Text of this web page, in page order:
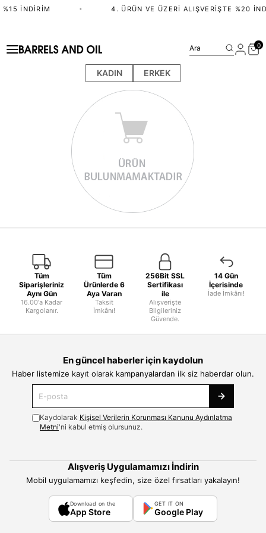
İNDIRIM • 4. ÜRÜN VE ÜZERI ALIŞVERIŞTE %20
KADIN ERKEK
Ara 0
Tüm
Siparişleriniz
Aynı Gün
16.00'a Kadar
Kargolanır.
Tüm
Ürünlerde 6
Aya Varan
Taksit
İmkânı!
256Bit SSL
Sertifikası
ile
Alışverişte
Bilgileriniz
Güvende.
14 Gün
İçerisinde
İade İmkânı!
En güncel haberler için kaydolun
Haber listemize kayıt olarak kampanyalardan ilk siz haberdar olun.
Kaydolarak Kişisel Verilerin Korunması Kanunu Aydınlatma
Metni'ni kabul etmiş olursunuz.
Alışveriş Uygulamamızı İndirin
Mobil uygulamamızı keşfedin, size özel fırsatları yakalayın!
Download on the
App Store
GET IT ON
Google Play